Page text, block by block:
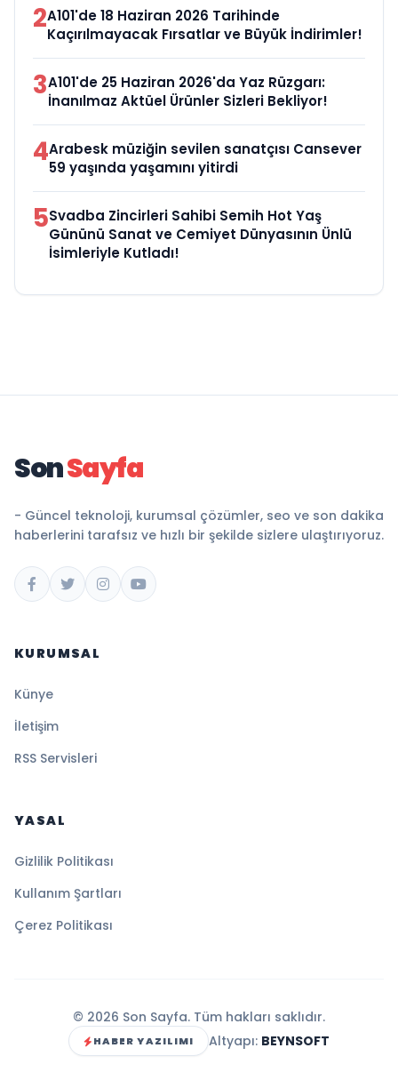
2A101'de 18 Haziran 2026 Tarihinde
Kaçırılmayacak Fırsatlar ve Büyük İndirimler!
3A101'de 25 Haziran 2026'da Yaz Rüzgarı:
İnanılmaz Aktüel Ürünler Sizleri Bekliyor!
4Arabesk müziğin sevilen sanatçısı Cansever
59 yaşında yaşamını yitirdi
5Svadba Zincirleri Sahibi Semih Hot Yaş
Gününü Sanat ve Cemiyet Dünyasının Ünlü
İsimleriyle Kutladı!
SonSayfa
- Güncel teknoloji, kurumsal çözümler, seo ve son dakika
haberlerini tarafsız ve hızlı bir şekilde sizlere ulaştırıyoruz.
KURUMSAL
Künye
İletişim
RSS Servisleri
YASAL
Gizlilik Politikası
Kullanım Şartları
Çerez Politikası
© 2026 Son Sayfa. Tüm hakları saklıdır.
HABER YAZILIMI Altyapı: BEYNSOFT